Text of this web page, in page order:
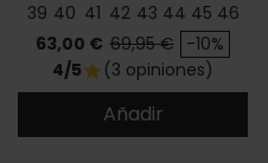
39 40 41 42 43 44 45 46
Precio
63,00 € Precio base
69,95 € -10%
4/5star (3 opiniones)
Añadir